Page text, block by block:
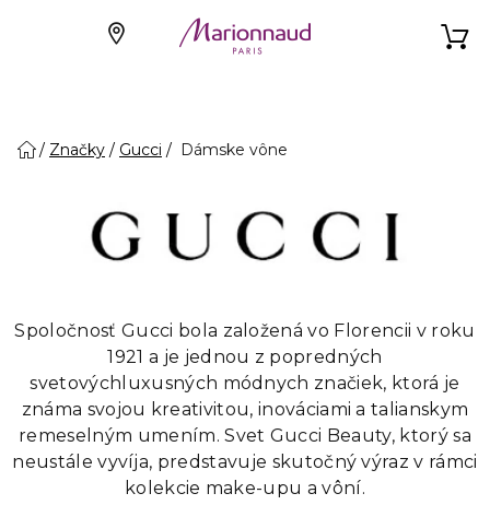
Značky Gucci Dámske vône
Spoločnosť Gucci bola založená vo Florencii v roku
1921 a je jednou z popredných
svetovýchluxusných módnych značiek, ktorá je
známa svojou kreativitou, inováciami a talianskym
remeselným umením. Svet Gucci Beauty, ktorý sa
neustále vyvíja, predstavuje skutočný výraz v rámci
kolekcie make-upu a vôní.